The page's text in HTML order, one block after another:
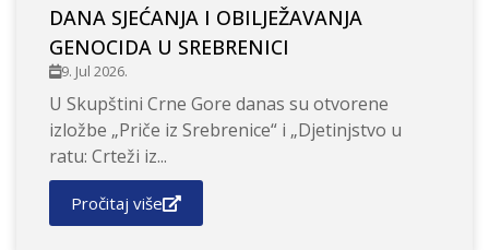
DANA SJEĆANJA I OBILJEŽAVANJA
GENOCIDA U SREBRENICI
9. Jul 2026.
U Skupštini Crne Gore danas su otvorene
izložbe „Priče iz Srebrenice“ i „Djetinjstvo u
ratu: Crteži iz...
Pročitaj više